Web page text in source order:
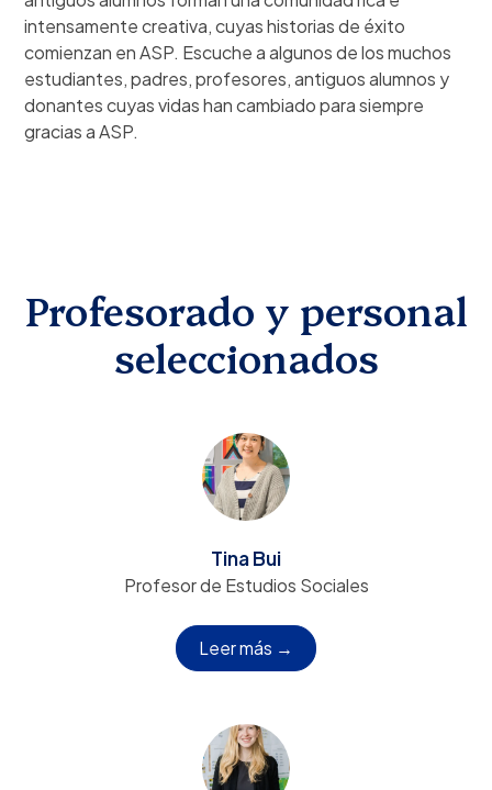
intensamente creativa, cuyas historias de éxito
comienzan en ASP. Escuche a algunos de los muchos
estudiantes, padres, profesores, antiguos alumnos y
donantes cuyas vidas han cambiado para siempre
gracias a ASP.
Profesorado y personal
seleccionados
Tina Bui
Profesor de Estudios Sociales
Leer más →